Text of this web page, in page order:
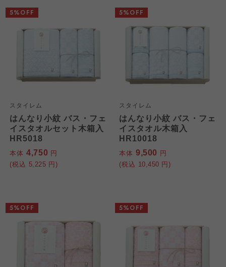
スタイレム
はんなり小紋 バス・フェ
イスタオルセット木箱入
HR5018
本体 4,750 円
(税込 5,225 円)
5%OFF
スタイレム
はんなり小紋 バス・フェ
イスタオル木箱入
HR10018
本体 9,500 円
(税込 10,450 円)
5%OFF
5%OFF 5%OFF